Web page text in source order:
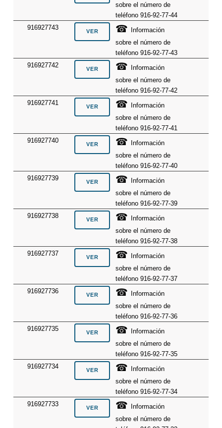
sobre el número de
teléfono 916-92-77-44
916927743
☎
Información
sobre el número de
teléfono 916-92-77-43
916927742
☎
Información
sobre el número de
teléfono 916-92-77-42
916927741
☎
Información
sobre el número de
teléfono 916-92-77-41
916927740
☎
Información
sobre el número de
teléfono 916-92-77-40
916927739
☎
Información
sobre el número de
teléfono 916-92-77-39
916927738
☎
Información
sobre el número de
teléfono 916-92-77-38
916927737
☎
Información
sobre el número de
teléfono 916-92-77-37
916927736
☎
Información
sobre el número de
teléfono 916-92-77-36
916927735
☎
Información
sobre el número de
teléfono 916-92-77-35
916927734
☎
Información
sobre el número de
teléfono 916-92-77-34
916927733
☎
Información
sobre el número de